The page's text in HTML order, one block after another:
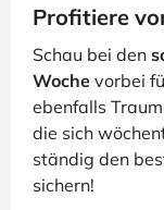
Profitiere
Schau bei den
Woche vorbei
ebenfalls
die sich
ständig den
sichern!